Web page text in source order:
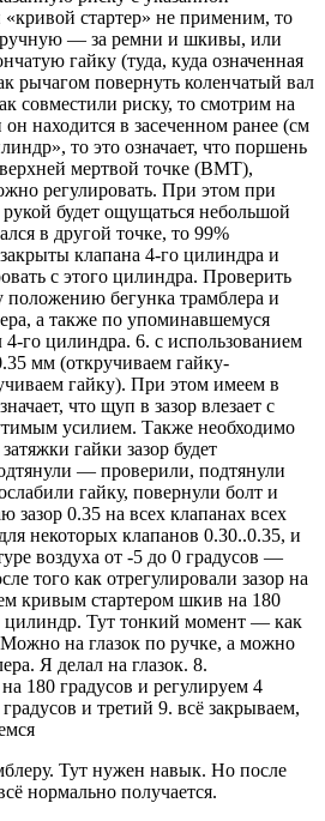
стартер» не применим, то
— за ремни и шкивы, или
гайку (туда, куда означенная
рычагом повернуть коленчатый вал
совместили риску, то смотрим на
находится в засеченном ранее (см
то это означает, что поршень
мертвой точке (ВМТ),
регулировать. При этом при
будет ощущаться небольшой
в другой точке, то 99%
клапана 4-го цилиндра и
с этого цилиндра. Проверить
бегунка трамблера и
а также по упоминавшемуся
го цилиндра. 6. с использованием
мм (откручиваем гайку-
гайку). При этом имеем в
что щуп в зазор влезает с
усилием. Также необходимо
гайки зазор будет
— проверили, подтянули
гайку, повернули болт и
зазор 0.35 на всех клапанах всех
некоторых клапанов 0.30..0.35, и
воздуха от -5 до 0 градусов —
того как отрегулировали зазор на
кривым стартером шкив на 180
цилиндр. Тут тонкий момент — как
на глазок по ручке, а можно
Я делал на глазок. 8.
180 градусов и регулируем 4
и третий 9. всё закрываем,
Тут нужен навык. Но после
нормально получается.